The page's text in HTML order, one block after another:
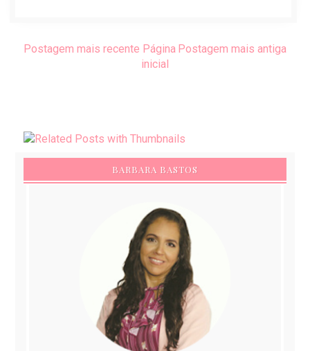
Postagem mais recente Postagem mais antiga
Página
inicial
BARBARA BASTOS